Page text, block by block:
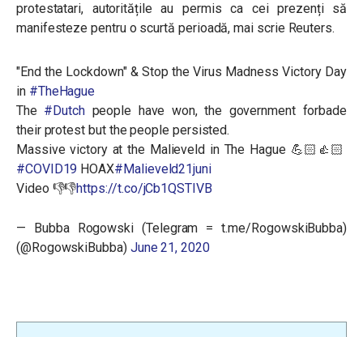
protestatari, autoritățile au permis ca cei prezenți să
manifesteze pentru o scurtă perioadă, mai scrie Reuters.
"End the Lockdown" & Stop the Virus Madness Victory Day
in #TheHague
The #Dutchpeople have won, the government forbade
their protest but the people persisted.
Massive victory at the Malieveld in The Hague 💪🏻👍🏻
#COVID19 HOAX#Malieveld21juni
Video 👎👎https://t.co/jCb1QSTIVB
— Bubba Rogowski (Telegram = t.me/RogowskiBubba)
(@RogowskiBubba) June 21, 2020